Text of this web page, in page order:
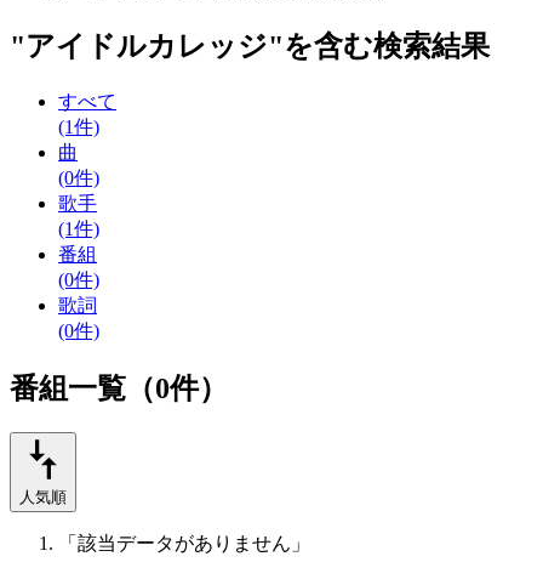
"アイドルカレッジ"を含む検索結果
すべて
(1件)
曲
(0件)
歌手
(1件)
番組
(0件)
歌詞
(0件)
番組一覧（0件）
人気順
「該当データがありません」